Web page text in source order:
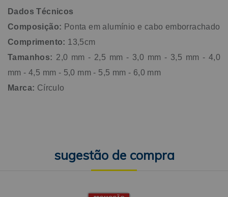
Dados Técnicos
Composição: Ponta em alumínio e cabo emborrachado
Comprimento: 13,5cm
Tamanhos: 2,0 mm - 2,5 mm - 3,0 mm - 3,5 mm - 4,0
mm - 4,5 mm - 5,0 mm - 5,5 mm - 6,0 mm
Marca: Círculo